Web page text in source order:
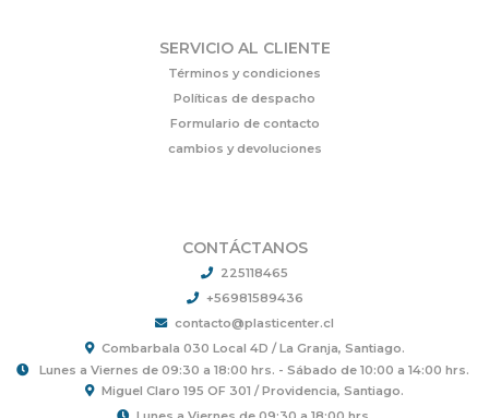
SERVICIO AL CLIENTE
Términos y condiciones
Políticas de despacho
Formulario de contacto
cambios y devoluciones
CONTÁCTANOS
225118465
+56981589436
contacto@plasticenter.cl
Combarbala 030 Local 4D / La Granja, Santiago.
Lunes a Viernes de 09:30 a 18:00 hrs. - Sábado de 10:00 a 14:00 hrs.
Miguel Claro 195 OF 301 / Providencia, Santiago.